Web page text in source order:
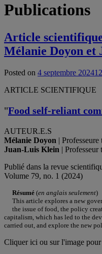
Publications
Article
Mélanie Doyon et
Posted on 4 septembre 2024
ARTICLE SCIENTIFIQUE
"Food self-reliant
AUTEUR.E.S
Mélanie Doyon |
Juan-Luis Klein |
Publié dans la revue
Volume 79, no. 1 (2024)
Résumé (en anglais seulement)
This article explores a new
the issue of food, the policy
capitalism, which has led to the
carried out, and explore the new
Cliquer ici ou sur l'image pour